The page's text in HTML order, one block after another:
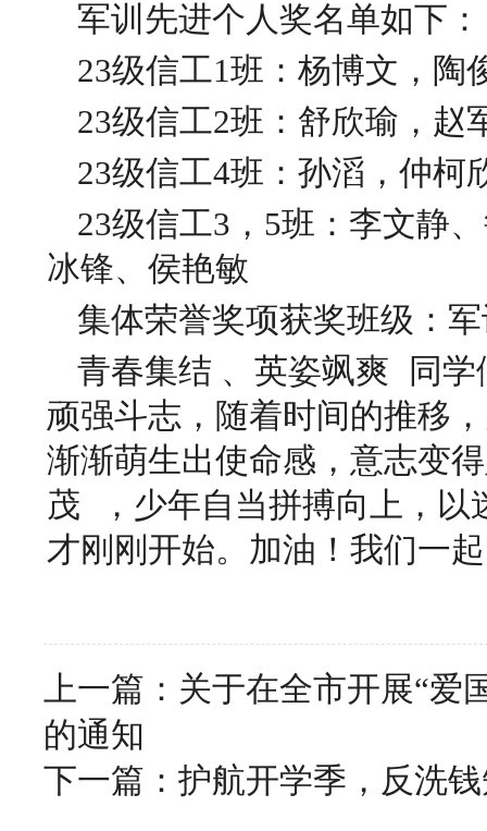
军训先进个人奖名单如下：
23级信工1班：杨博文，陶
23级信工2班：舒欣瑜，赵
23级信工4班：孙滔，仲柯
23级信工3，5班：李文静
冰锋、侯艳敏
集体荣誉奖项获奖班级：
青春集结 、英姿飒爽 同
顽强斗志，随着时间的推移
渐渐萌生出使命感，意志变
茂 ，少年自当拼搏向上，以
才刚刚开始。加油！我们一
上一篇： 关于在全市开展“爱
的通知
下一篇： 护航开学季，反洗